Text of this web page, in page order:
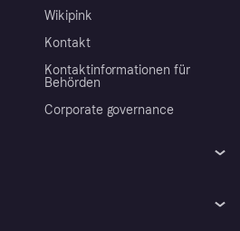
Wikipink
Kontakt
Kontaktinformationen für
Behörden
Corporate governance